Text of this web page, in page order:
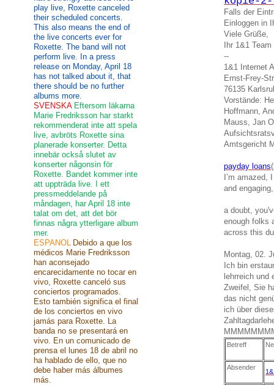
Falls der
Einloggen in
Viele Grüße,
Ihr 1&1 Team
--
1&1 Internet
Ernst-Frey-
76135
Vorstände:
Hoffmann,
Mauss, Jan
Amtsgericht
payday loans(
I’m amazed,
and
a doubt,
enough folks
across this
Montag, 02.
Ich bin
lehrreich und
Zweifel, Sie
das nicht
ich über
Betreff
Absender
play live, Roxette canceled
their scheduled concerts.
This also means the end of
the live concerts ever for
Roxette. The band will not
perform live. In a press
release on Monday, April 18
has not talked about it, that
there should be no further
albums more.
SVENSKA Eftersom läkarna
Marie Fredriksson har starkt
rekommenderat inte att spela
live, avbröts Roxette sina
planerade konserter. Detta
innebär också slutet av
konserter någonsin för
Roxette. Bandet kommer inte
att uppträda live. I ett
pressmeddelande på
måndagen, har April 18 inte
talat om det, att det bör
finnas några ytterligare album
mer.
ESPANOL Debido a que los
médicos Marie Fredriksson
han aconsejado
encarecidamente no tocar en
vivo, Roxette canceló sus
conciertos programados.
Esto también significa el final
de los conciertos en vivo
jamás para Roxette. La
banda no se presentará en
vivo. En un comunicado de
prensa el lunes 18 de abril no
ha hablado de ello, que no
debe haber más álbumes
más.